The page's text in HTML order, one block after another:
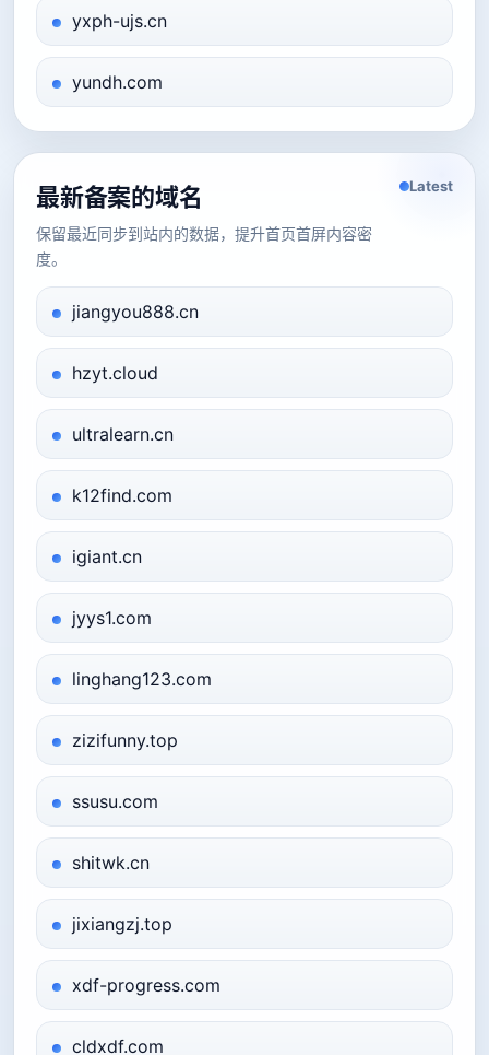
yxph-ujs.cn
yundh.com
最新备案的域名
保留最近同步到站内的数据，提升首页首屏内容密
度。
Latest
jiangyou888.cn
hzyt.cloud
ultralearn.cn
k12find.com
igiant.cn
jyys1.com
linghang123.com
zizifunny.top
ssusu.com
shitwk.cn
jixiangzj.top
xdf-progress.com
cldxdf.com